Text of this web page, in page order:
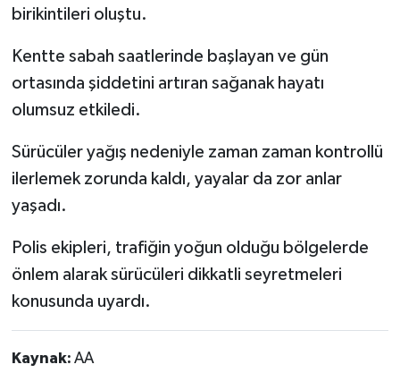
birikintileri oluştu.
Kentte sabah saatlerinde başlayan ve gün
ortasında şiddetini artıran sağanak hayatı
olumsuz etkiledi.
Sürücüler yağış nedeniyle zaman zaman kontrollü
ilerlemek zorunda kaldı, yayalar da zor anlar
yaşadı.
Polis ekipleri, trafiğin yoğun olduğu bölgelerde
önlem alarak sürücüleri dikkatli seyretmeleri
konusunda uyardı.
Kaynak: AA